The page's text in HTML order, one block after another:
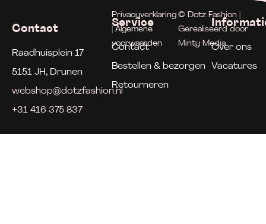
Contact
Raadhuisplein 17
5151 JH, Drunen
webshop@dotzfashion.nl
+31 416 375 837
Service
Contact
Bestellen & bezorgen
Retourneren
Over ons
Vacatures
Privacyverklaring
| Algemene
voorwaarden
© Dotz Fashion |
Gerealiseerd door
Minty Media